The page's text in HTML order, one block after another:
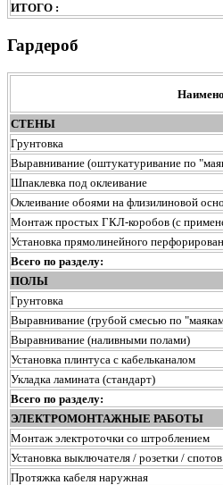
ИТОГО :
Гардероб
СТЕНЫ
Грунтовка
Выравнивание (оштукатуривание по
Шпаклевка под оклеивание
Оклеивание обоями на флизилиновой
Монтаж простых ГКЛ-коробов (с
Установка прямолинейного
Всего по разделу:
ПОЛЫ
Грунтовка
Выравнивание (грубой смесью по
Выравнивание (наливными полами)
Установка плинтуса с кабельканалом
Укладка ламината (стандарт)
Всего по разделу:
ЭЛЕКТРОМОНТАЖНЫЕ РАБОТЫ
Монтаж электроточки со штроблением
Установка выключателя / розетки / спотов
Протяжка кабеля наружная